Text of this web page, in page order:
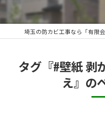
タグ『#壁紙 剥
え』の